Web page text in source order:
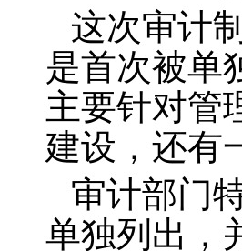
这次审计
是首次被单
主要针对管
建设，还有
审计部门
单独列出，